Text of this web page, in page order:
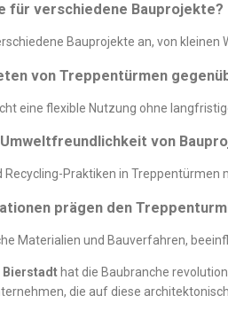
für verschiedene Bauprojekte?
Bauprojekte an, von
von Treppentürmen
eine flexible Nutzung ohne
von
Praktiken in
prägen den
Materialien und Bauverfahren,
Bierstadthat die Baubranche
die auf diese